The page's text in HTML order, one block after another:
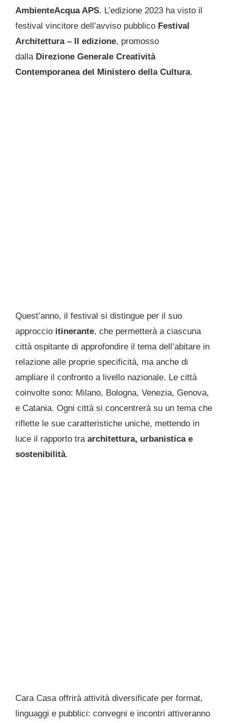
AmbienteAcqua APS. L’edizione 2023 ha visto il
festival vincitore dell’avviso pubblico Festival
Architettura – II edizione, promosso
dalla Direzione Generale Creatività
Contemporanea del Ministero della Cultura.
Quest’anno, il festival si distingue per il suo
approccio itinerante, che permetterà a ciascuna
città ospitante di approfondire il tema dell’abitare in
relazione alle proprie specificità, ma anche di
ampliare il confronto a livello nazionale. Le città
coinvolte sono: Milano, Bologna, Venezia, Genova,
e Catania. Ogni città si concentrerà su un tema che
riflette le sue caratteristiche uniche, mettendo in
luce il rapporto tra architettura, urbanistica e
sostenibilità.
Cara Casa offrirà attività diversificate per format,
linguaggi e pubblici: convegni e incontri attiveranno